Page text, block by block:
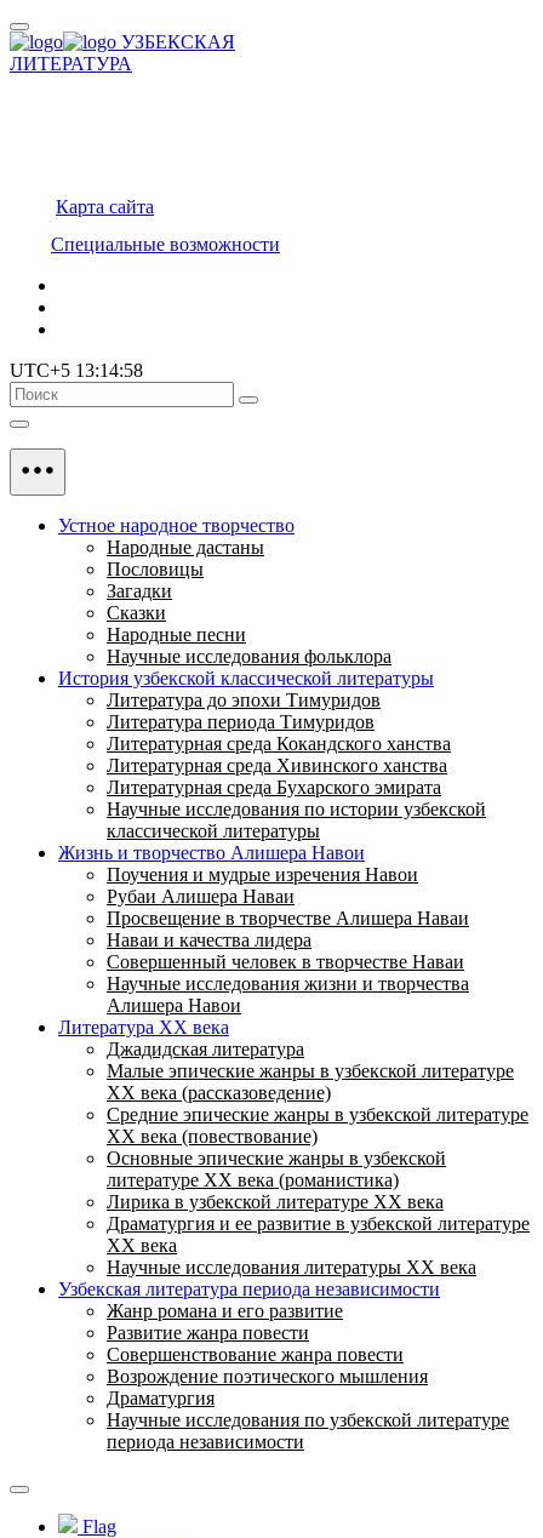
УЗБЕКСКАЯ
ЛИТЕРАТУРА
Карта сайта
Специальные возможности
UTC+5 13:14:58
Устное народное творчество
Народные дастаны
Пословицы
Загадки
Сказки
Народные песни
Научные исследования фольклора
История узбекской классической литературы
Литература до эпохи Тимуридов
Литература периода Тимуридов
Литературная среда Кокандского ханства
Литературная среда Хивинского ханства
Литературная среда Бухарского эмирата
Научные исследования по истории узбекской
классической литературы
Жизнь и творчество Алишера Навои
Поучения и мудрые изречения Навои
Рубаи Алишера Наваи
Просвещение в творчестве Алишера Наваи
Наваи и качества лидера
Совершенный человек в творчестве Наваи
Научные исследования жизни и творчества
Алишера Навои
Литература XX века
Джадидская литература
Малые эпические жанры в узбекской литературе
ХХ века (рассказоведение)
Средние эпические жанры в узбекской литературе
ХХ века (повествование)
Основные эпические жанры в узбекской
литературе ХХ века (романистика)
Лирика в узбекской литературе ХХ века
Драматургия и ее развитие в узбекской литературе
ХХ века
Научные исследования литературы ХХ века
Узбекская литература периода независимости
Жанр романа и его развитие
Развитие жанра повести
Совершенствование жанра повести
Возрождение поэтического мышления
Драматургия
Научные исследования по узбекской литературе
периода независимости
Flag